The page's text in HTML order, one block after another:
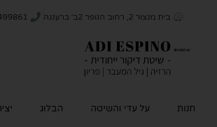
בית מנצור 2, רחוב הנופר 2ב׳ ברעננה
חנות על עדי והשיטה הבלוג